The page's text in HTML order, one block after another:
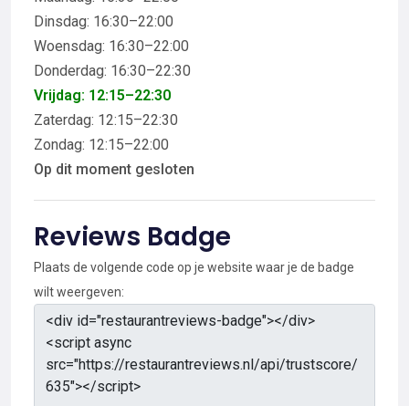
Dinsdag: 16:30–22:00
Woensdag: 16:30–22:00
Donderdag: 16:30–22:30
Vrijdag: 12:15–22:30
Zaterdag: 12:15–22:30
Zondag: 12:15–22:00
Op dit moment gesloten
Reviews Badge
Plaats de volgende code op je website waar je de badge
wilt weergeven: